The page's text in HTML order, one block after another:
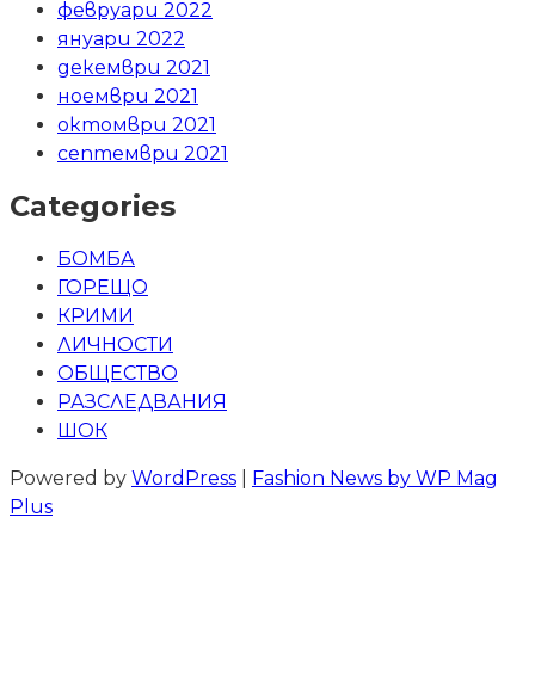
февруари 2022
януари 2022
декември 2021
ноември 2021
октомври 2021
септември 2021
Categories
БОМБА
ГОРЕЩО
КРИМИ
ЛИЧНОСТИ
ОБЩЕСТВО
РАЗСЛЕДВАНИЯ
ШОК
Powered by WordPress
Fashion News by WP Mag
Plus